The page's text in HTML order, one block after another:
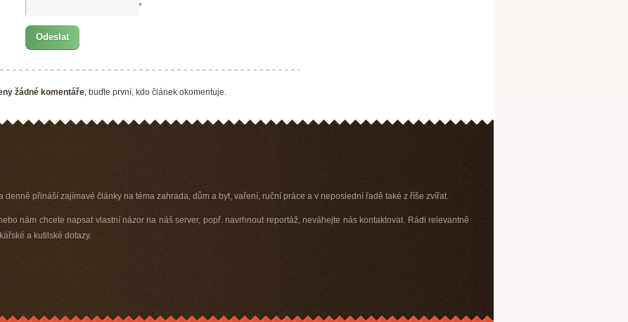
*
žádné komentáře, buďte první, kdo článek okomentuje.
denně přináší zajímavé články na téma zahrada, dům a byt, vaření, ruční práce a v neposlední řadě také z říše zvířat.
nám chcete napsat vlastní názor na náš server, popř. navrhnout reportáž, neváhejte nás kontaktovat. Rádi relevantně
a kutilské dotazy.